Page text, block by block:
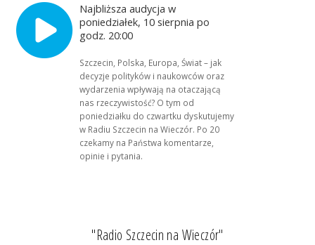
Najbliższa audycja w
poniedziałek, 10 sierpnia po
godz. 20:00
Szczecin, Polska, Europa, Świat – jak
decyzje polityków i naukowców oraz
wydarzenia wpływają na otaczającą
nas rzeczywistość? O tym od
poniedziałku do czwartku dyskutujemy
w Radiu Szczecin na Wieczór. Po 20
czekamy na Państwa komentarze,
opinie i pytania.
"Radio Szczecin na Wieczór"